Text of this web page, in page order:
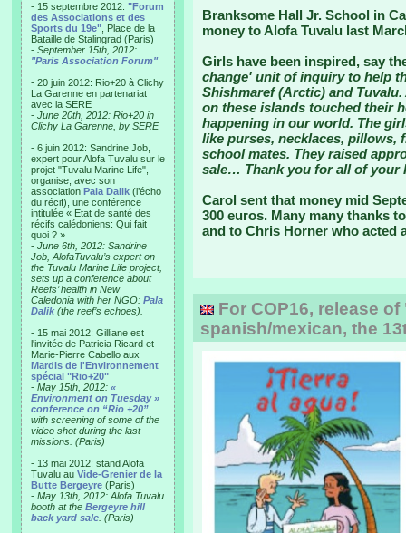
- 15 septembre 2012: "Forum
des Associations et des
Sports du 19e" , Place de la
Bataille de Stalingrad (Paris)
- September 15th, 2012:
"Paris Association Forum"
- 20 juin 2012: Rio+20 à Clichy
La Garenne en partenariat
avec la SERE
- June 20th, 2012: Rio+20 in
Clichy La Garenne, by SERE
- 6 juin 2012: Sandrine Job,
expert pour Alofa Tuvalu sur le
projet "Tuvalu Marine Life",
organise, avec son
association Pala Dalik (l’écho
du récif), une conférence
intitulée « Etat de santé des
récifs calédoniens: Qui fait
quoi ? »
- June 6th, 2012: Sandrine
Job, AlofaTuvalu’s expert on
the Tuvalu Marine Life project,
sets up a conference about
Reefs’ health in New
Caledonia with her NGO: Pala
Dalik (the reef’s echoes).
- 15 mai 2012: Gilliane est
l'invitée de Patricia Ricard et
Marie-Pierre Cabello aux
Mardis de l'Environnement
spécial "Rio+20"
- May 15th, 2012: «
Environment on Tuesday »
conference on “Rio +20”
with screening of some of the
video shot during the last
missions. (Paris)
- 13 mai 2012: stand Alofa
Tuvalu au Vide-Grenier de la
Butte Bergeyre (Paris)
- May 13th, 2012: Alofa Tuvalu
booth at the Bergeyre hill
back yard sale . (Paris)
Branksome Hall Jr. School in
money to Alofa Tuvalu last
Girls have been inspired, say
change' unit of inquiry to help
Shishmaref (Arctic) and
on these islands touched their
happening in our world. The
like purses, necklaces, pillows,
school mates. They raised
sale… Thank you for all of your
Carol sent that money mid
300 euros. Many many thanks
and to Chris Horner who acted
For COP16, release
spanish/mexican, the